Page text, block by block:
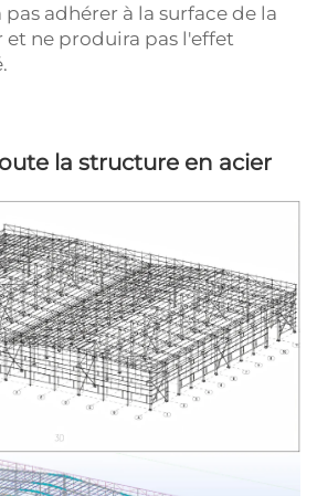
adhérer à la surface de la
ne produira pas l'effet
la structure en acier